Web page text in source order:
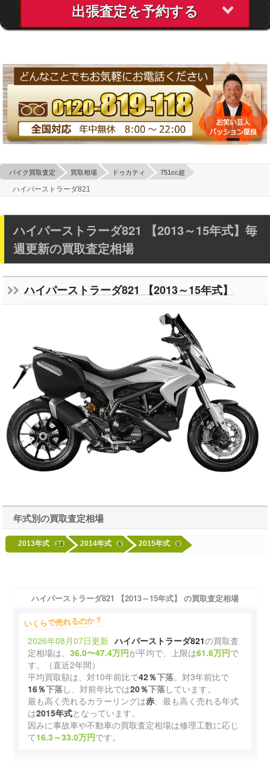
出張査定を予約する
バイク買取査定 買取相場 ドゥカティ 751cc超
ハイパーストラーダ821
ハイパーストラーダ821 【2013～15年式】毎
週更新の買取査定相場
ハイパーストラーダ821 【2013～15年式】
年式別の買取査定相場
2013年式 14 2014年式 6 2015年式 0
ハイパーストラーダ821 【2013～15年式】 の買取査定相場
いくらで売れるのか？
2026年08月07日更新 ハイパーストラーダ821の買取査
定相場は、36.0〜47.4万円が平均で、上限は61.6万円で
す。（直近2年間）
平均買取額は、対10年前比で42％下落。対3年前比で
16％下落し、対前年比では20％下落しています。
最も高く売れるカラーリングは赤、最も高く売れる年式
は2015年式となっています。
因みに事故車や不動車の買取査定相場は修理工数に応じ
て16.3～33.0万円です。